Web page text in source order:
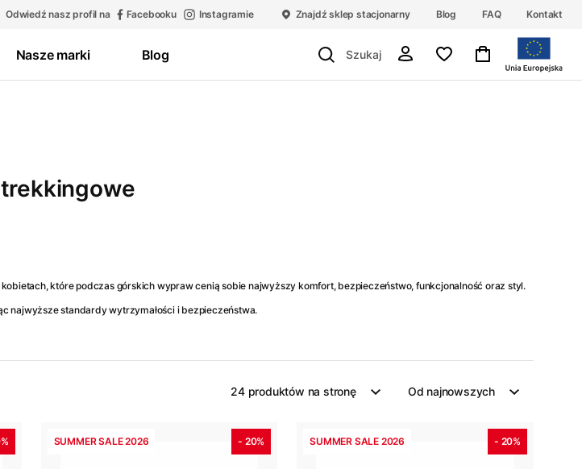
Odwiedź nasz profil na Facebooku Instagramie Znajdź sklep stacjonarny Blog FAQ Kontakt
Nasze marki Blog
które podczas górskich wypraw cenią sobie najwyższy komfort, bezpieczeństwo, funkcjonalność oraz styl.
najwyższe standardy wytrzymałości i bezpieczeństwa.
24 produktów na stronę Od najnowszych
SUMMER SALE 2026 - 20% SUMMER SALE 2026 - 20%